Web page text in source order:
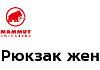
Рюкзак